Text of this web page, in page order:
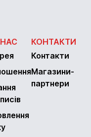
КОНТАКТИ
Контакти
Магазини-
партнери